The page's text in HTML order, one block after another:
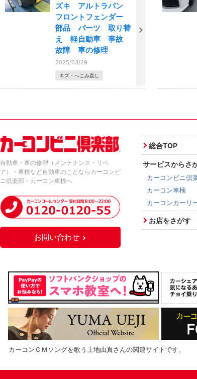
ズキ アルトラパン
フロントフェンダー
部品 パーツ 取り替
え 軽自動車 事故
故障 車の修理
2025/03/29
キズ・へこみ直し
自動車・車の修理（メンテナンス・リペ
ア）・車検など自動車のことならカーコンビ
ニ倶楽部・カーコン車検へ
お問い合わせ
総合TOP
サービスからさ
カーコンビニ倶
カーコン車検
カーコンカーリ
お店をさがす
カーコンＣＭソングを歌う上地由真さんの関連サイトです。